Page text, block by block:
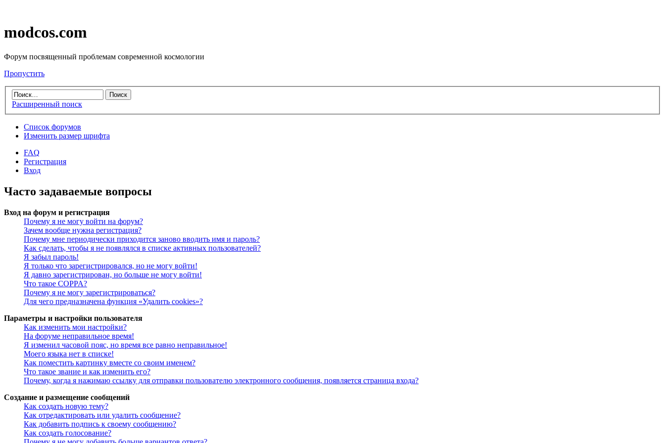
modcos.com
Форум посвященный проблемам современной космологии
Пропустить
Расширенный поиск
Список форумов
Изменить размер шрифта
FAQ
Регистрация
Вход
Часто задаваемые вопросы
Вход на форум и регистрация
Почему я не могу войти на форум?
Зачем вообще нужна регистрация?
Почему мне периодически приходится заново вводить имя и пароль?
Как сделать, чтобы я не появлялся в списке активных пользователей?
Я забыл пароль!
Я только что зарегистрировался, но не могу войти!
Я давно зарегистрирован, но больше не могу войти!
Что такое COPPA?
Почему я не могу зарегистрироваться?
Для чего предназначена функция «Удалить cookies»?
Параметры и настройки пользователя
Как изменить мои настройки?
На форуме неправильное время!
Я изменил часовой пояс, но время все равно неправильное!
Моего языка нет в списке!
Как поместить картинку вместе со своим именем?
Что такое звание и как изменить его?
Почему, когда я нажимаю ссылку для отправки пользователю электронного сообщения, появляется страница входа?
Создание и размещение сообщений
Как создать новую тему?
Как отредактировать или удалить сообщение?
Как добавить подпись к своему сообщению?
Как создать голосование?